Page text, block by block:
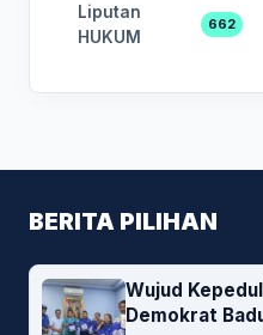
Liputan
HUKUM
662
BERITA PILIHAN
Wujud
Demokrat